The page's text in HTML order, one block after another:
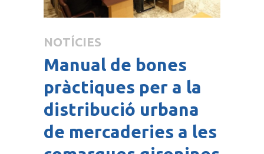
NOTÍCIES
Manual de bones
pràctiques per a la
distribució urbana
de mercaderies a les